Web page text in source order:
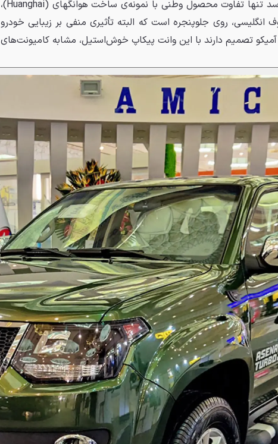
در نمای بیرونی، به نظر می‌رسد تنها تفاوت محصول وطنی با نمونه‌ی ساخت هوانگهای (Huanghai)،
انگلیسی، روی جلوپنجره است که البته تأثیری منفی بر زیبایی خودرو
تصمیم دارند با این وانت پیکاپ خوش‌استیل، مشابه کامیونت‌‌های